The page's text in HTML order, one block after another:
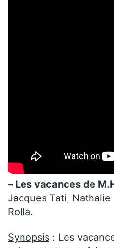
– Les vacances de
Jacques Tati,
Rolla.
Synopsis : Les